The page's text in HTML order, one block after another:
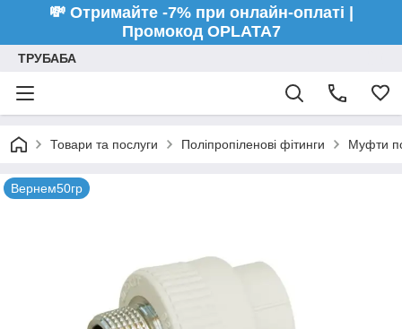
💸 Отримайте -7% при онлайн-оплаті |
Промокод OPLATA7
ТРУБАБА
Товари та послуги Поліпропіленові фітинги Муфти
Вернем50гр